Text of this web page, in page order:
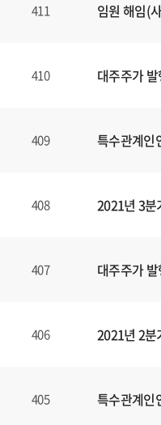
411 임원 해임(
410 대주주가
409 특수관계인
408 2021년 3분
407 대주주가
406 2021년 2분
405 특수관계인